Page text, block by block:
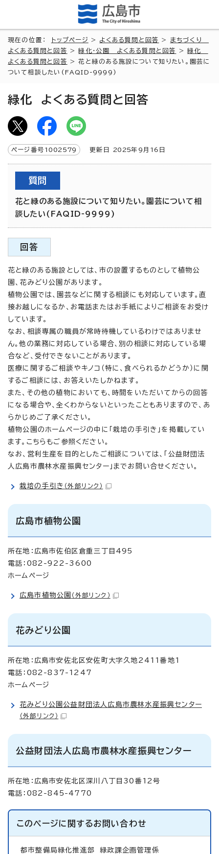
現在の位置： トップページ > よくある質問と回答 > まちづくり
よくある質問と回答
>緑化・公園 よくある質問と回答 >緑化
よくある質問と回答
> 花と緑のある施設について知りたい。園芸に
ついて相談したい(FAQID-9999)
緑化 よくある質問と回答
ページ番号 1002579 更新日 2025年9月 16 日
質問
花と緑のある施設について知りたい。園芸について相
談したい(FAQID-9999)
回答
花と緑のある施設としては、市の設置するものとして植物公
園、花みどり公園があります。
植物公園では、園芸などに関する相談にも対応しています。直
接お越しになるか、お電話またはお手紙によりご相談をお受け
しています。
なお、相談専属の職員が常時待機しているわけではありませ
ん。他の業務に対応している場合、別の相談に対応している場
合など、受付できないことがあります。
医療に関するご相談やキノコ（特に、食べられるかどうか）に関
するご相談には、お答えいたしかねます。
また、その他の植物においても、時間をいただいてからの回答
になる場合や、全くわからないといったこともありますので、あ
らかじめご了承ください。
植物公園のホームページの中に「栽培の手引き」を掲載してい
ます。こちらもご参照ください。
なお、営利生産を目的としたご相談については、「公益財団法
人広島市農林水産振興センター」までお問い合せください。
栽培の手引き （外部リンク）
広島市植物公園
所在地：広島市佐伯区倉重三丁目495
電話：082-922-3600
ホームページ
広島市植物公園 （外部リンク）
花みどり公園
所在地：広島市安佐北区安佐町大字久地2411番地1
電話：082-837-1247
ホームページ
花みどり公園公益財団法人広島市農林水産振興センター
（外部リンク）
公益財団法人広島市農林水産振興センター
所在地：広島市安佐北区深川八丁目30番12号
電話：082-845-4770
このページに関するお問い合わせ
都市整備局緑化推進部緑政課企画管理係